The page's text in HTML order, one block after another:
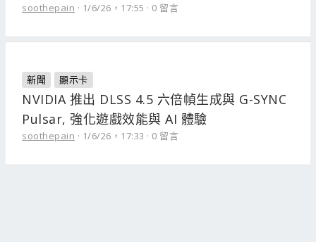
soothepain 1/6/26，17:55 0 留言
新聞 顯示卡
NVIDIA 推出 DLSS 4.5 六倍幀生成與 G-SYNC
Pulsar, 強化遊戲效能與 AI 體驗
soothepain 1/6/26，17:33 0 留言